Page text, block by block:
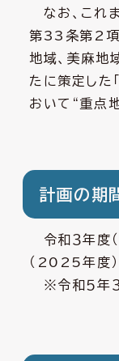
なお、これ
第33条第2項
地域、美麻地
たに策定した
おいて“重点
計画の期
令和３年度
（2025年度
※令和５年３